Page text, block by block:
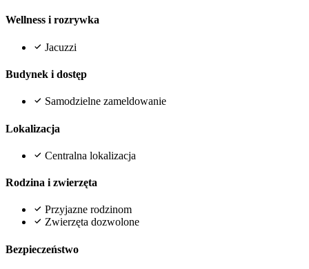
Wellness i rozrywka
Jacuzzi
Budynek i dostęp
Samodzielne zameldowanie
Lokalizacja
Centralna lokalizacja
Rodzina i zwierzęta
Przyjazne rodzinom
Zwierzęta dozwolone
Bezpieczeństwo